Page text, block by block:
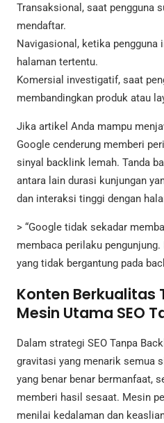
Transaksional, saat pengguna
mendaftar.
Navigasional, ketika pengguna
halaman tertentu.
Komersial investigatif, saat
membandingkan produk atau
Jika artikel Anda mampu
Google cenderung memberi
sinyal backlink lemah. Tanda
antara lain durasi kunjungan
dan interaksi tinggi dengan
> “Google tidak sekadar
membaca perilaku
yang tidak bergantung pada
Konten Berkualitas
Mesin Utama SEO
Dalam strategi SEO Tanpa
gravitasi yang menarik semua
yang benar benar bermanfaat,
memberi hasil sesaat. Mesin
menilai kedalaman dan